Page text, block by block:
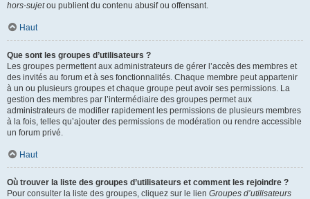
hors-sujetou publient du contenu abusif ou offensant.
Haut
Que sont les groupes d’utilisateurs ?
Les groupes permettent aux administrateurs de gérer l’accès des membres et
des invités au forum et à ses fonctionnalités. Chaque membre peut appartenir
à un ou plusieurs groupes et chaque groupe peut avoir ses permissions. La
gestion des membres par l’intermédiaire des groupes permet aux
administrateurs de modifier rapidement les permissions de plusieurs membres
à la fois, telles qu’ajouter des permissions de modération ou rendre accessible
un forum privé.
Haut
Où trouver la liste des groupes d’utilisateurs et comment les rejoindre ?
Pour consulter la liste des groupes, cliquez sur le lien Groupes d’utilisateurs